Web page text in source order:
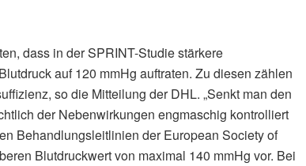
dass in der SPRINT-Studie stärkere
auf 120 mmHg auftraten. Zu diesen zählen
so die Mitteilung der DHL. „Senkt man den
der Nebenwirkungen engmaschig kontrolliert
Behandlungsleitlinien der European Society of
Blutdruckwert von maximal 140 mmHg vor. Bei